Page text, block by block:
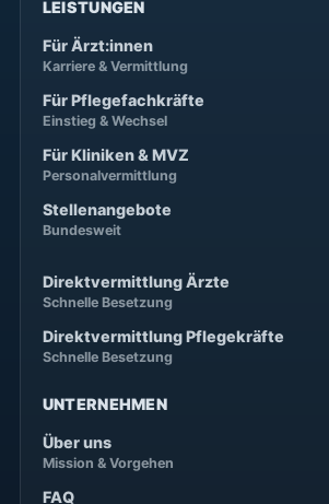
LEISTUNGEN
Für Ärzt:innen
Karriere & Vermittlung
Für Pflegefachkräfte
Einstieg & Wechsel
Für Kliniken & MVZ
Personalvermittlung
Stellenangebote
Bundesweit
Direktvermittlung Ärzte
Schnelle Besetzung
Direktvermittlung Pflegekräfte
Schnelle Besetzung
UNTERNEHMEN
Über uns
Mission & Vorgehen
FAQ